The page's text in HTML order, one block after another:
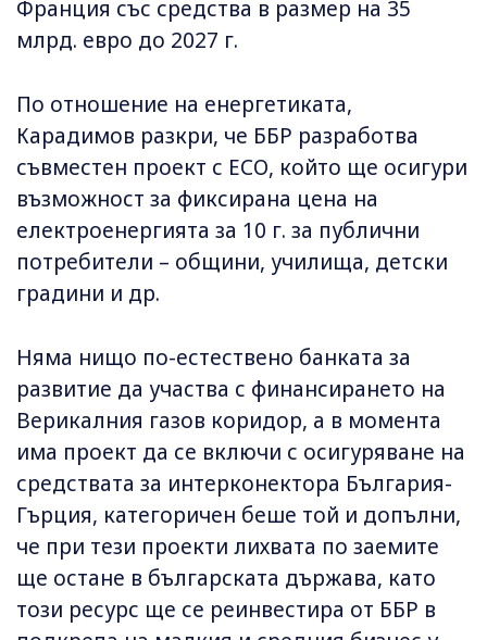
Франция със средства в размер на 35
млрд. евро до 2027 г.
По отношение на енергетиката,
Карадимов разкри, че ББР разработва
съвместен проект с ЕСО, който ще осигури
възможност за фиксирана цена на
електроенергията за 10 г. за публични
потребители – общини, училища, детски
градини и др.
Няма нищо по-естествено банката за
развитие да участва с финансирането на
Верикалния газов коридор, а в момента
има проект да се включи с осигуряване на
средствата за интерконектора България-
Гърция, категоричен беше той и допълни,
че при тези проекти лихвата по заемите
ще остане в българската държава, като
този ресурс ще се реинвестира от ББР в